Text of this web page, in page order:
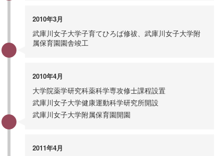
2010年3月
武庫川女子大学子育てひろば修祓、武庫川女子大学附
属保育園園舎竣工
2010年4月
大学院薬学研究科薬科学専攻修士課程設置
武庫川女子大学健康運動科学研究所開設
武庫川女子大学附属保育園開園
2011年4月